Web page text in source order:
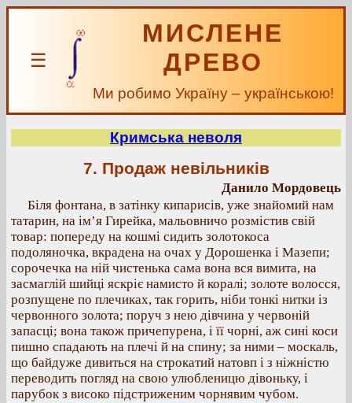
☰
МИСЛЕНЕ
ДРЕВО
Ми робимо Україну – українською!
Кримська неволя
7. Продаж невільників
Данило Мордовець
Біля фонтана, в затінку кипарисів, уже знайомий нам
татарин, на ім’я Гирейка, мальовничо розмістив свій
товар: попереду на кошмі сидить золотокоса
подоляночка, вкрадена на очах у Дорошенка і Мазепи;
сорочечка на ній чистенька сама вона вся вимита, на
засмаглій шийці яскріє намисто й коралі; золоте волосся,
розпущене по плечиках, так горить, ніби тонкі нитки із
червонного золота; поруч з нею дівчина у червоній
запасці; вона також причепурена, і її чорні, аж сині коси
пишно спадають на плечі й на спину; за ними – москаль,
що байдуже дивиться на строкатий натовп і з ніжністю
переводить погляд на свою улюбленицю дівоньку, і
парубок з високо підстриженим чорнявим чубом.